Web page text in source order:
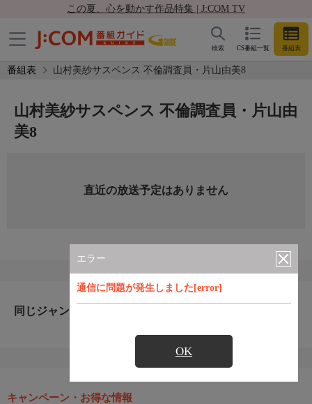
この夏、心を動かす作品特集 | J:COM TV
CS番組一覧 番組表
検索
番組表 山村美紗サスペンス 不倫調査員・片山由美8
エラー
通信に問題が発生しました[error]
OK
山村美紗サスペンス 不倫調査員・片山由
美8
直近の放送予定はありません
同じジャンルのおすすめ番組
キャンペーン・お得な情報